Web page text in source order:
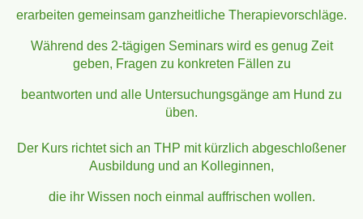
erarbeiten gemeinsam ganzheitliche Therapievorschläge.
Während des 2-tägigen Seminars wird es genug Zeit
geben, Fragen zu konkreten Fällen zu
beantworten und alle Untersuchungsgänge am Hund zu
üben.
Der Kurs richtet sich an THP mit kürzlich abgeschloßener
Ausbildung und an Kolleginnen,
die ihr Wissen noch einmal auffrischen wollen.